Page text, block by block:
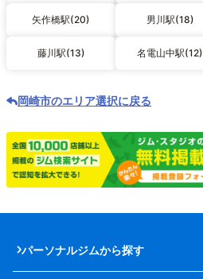
矢作橋駅(20) 男川駅(18)
藤川駅(13) 名電山中駅(12)
岡崎市のエリア選択に戻る
パーソナルジムから探す